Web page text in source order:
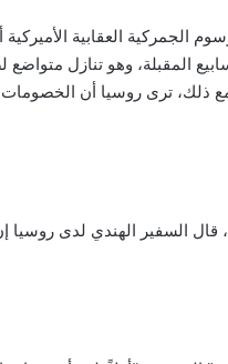
الجمركية العقابية
المقبلة، وهو تنازل
ترى روسيا أن الخصومات
السفير الهندي لدى روسيا